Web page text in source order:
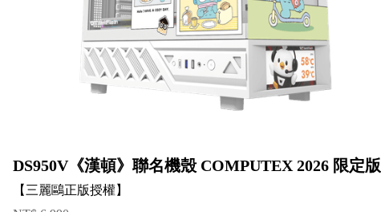
DS950V《漢頓》聯名機殼 COMPUTEX 2026 限定版
【三麗鷗正版授權】